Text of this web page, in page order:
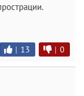
| 13 | 0